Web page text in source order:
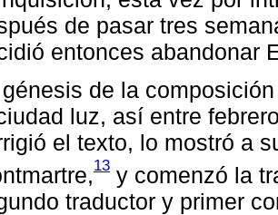
de pasar tres
entonces abandonar
de la
luz, así entre
el texto, lo mostró a
13 y comenzó la
traductor y primer